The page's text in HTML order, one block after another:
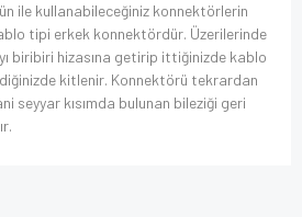
ile kullanabileceğiniz konnektörlerin
tipi erkek konnektördür. Üzerilerinde
biribiri hizasına getirip ittiğinizde kablo
kitlenir. Konnektörü tekrardan
seyyar kısımda bulunan bileziği geri